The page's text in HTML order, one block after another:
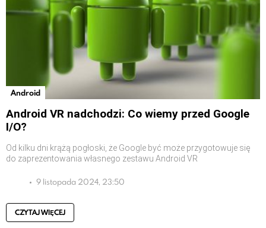
Android
Android VR nadchodzi: Co wiemy przed Google
I/O?
Od kilku dni krążą pogłoski, że Google być może przygotowuje się
do zaprezentowania własnego zestawu Android VR
9 listopada 2024, 23:50
CZYTAJ WIĘCEJ